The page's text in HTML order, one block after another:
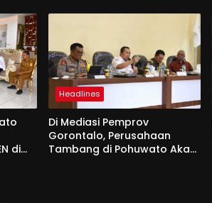
di
Headlines
Di Mediasi Pemprov
Gorontalo, Perusahaan
Tambang di Pohuwato Akan